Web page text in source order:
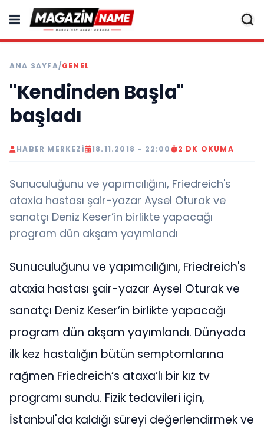
ANA SAYFA/GENEL
"Kendinden Başla"
başladı
HABER MERKEZI 18.11.2018 - 22:00 2 DK OKUMA
Sunuculuğunu ve yapımcılığını, Friedreich's
ataxia hastası şair-yazar Aysel Oturak ve
sanatçı Deniz Keser’in birlikte yapacağı
program dün akşam yayımlandı
Sunuculuğunu ve yapımcılığını, Friedreich's
ataxia hastası şair-yazar Aysel Oturak ve
sanatçı Deniz Keser’in birlikte yapacağı
program dün akşam yayımlandı. Dünyada
ilk kez hastalığın bütün semptomlarına
rağmen Friedreich’s ataxa’lı bir kız tv
programı sundu. Fizik tedavileri için,
İstanbul'da kaldığı süreyi değerlendirmek ve